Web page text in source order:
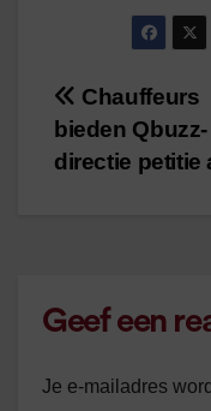
het leven bij
minuut
Bericht
navigatie
Chauffeurs
bieden Qbuzz-
directie petitie
Geef een
Je e-mailadres